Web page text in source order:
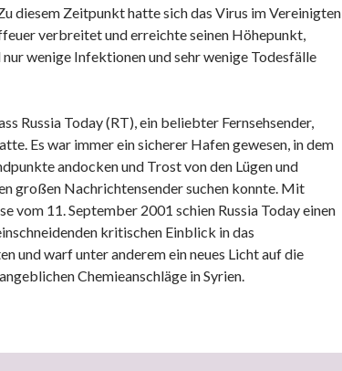
diesem Zeitpunkt hatte sich das Virus im Vereinigten
verbreitet und erreichte seinen Höhepunkt,
nur wenige Infektionen und sehr wenige Todesfälle
Russia Today (RT), ein beliebter Fernsehsender,
Es war immer ein sicherer Hafen gewesen, in dem
andocken und Trost von den Lügen und
großen Nachrichtensender suchen konnte. Mit
vom 11. September 2001 schien Russia Today einen
kritischen Einblick in das
und warf unter anderem ein neues Licht auf die
Chemieanschläge in Syrien.
– ein Präsident mit Skrupeln